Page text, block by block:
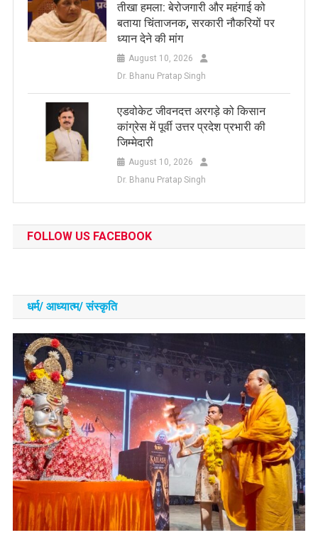
तीखा हमला: बेरोजगारी और महंगाई को
बताया चिंताजनक, सरकारी नौकरियों पर
ध्यान देने की मांग
August 10, 2026
Dr. Bhanu Pratap Singh
एडवोकेट जीवनदत्त अरगड़े को किसान
कांग्रेस में पूर्वी उत्तर प्रदेश प्रभारी की
जिम्मेदारी
August 10, 2026
Dr. Bhanu Pratap Singh
FOLLOW US FACEBOOK
धर्म/ आध्‍यात्‍म/ संस्‍कृति